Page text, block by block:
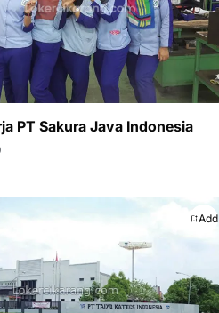
PT Sakura Java Indonesia
Add